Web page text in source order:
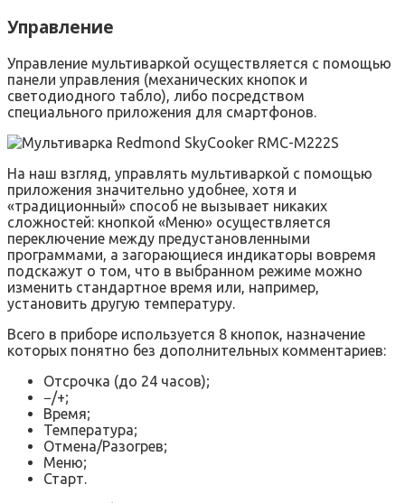
Управление
Управление мультиваркой осуществляется с помощью
панели управления (механических кнопок и
светодиодного табло), либо посредством
специального приложения для смартфонов.
На наш взгляд, управлять мультиваркой с помощью
приложения значительно удобнее, хотя и
«традиционный» способ не вызывает никаких
сложностей: кнопкой «Меню» осуществляется
переключение между предустановленными
программами, а загорающиеся индикаторы вовремя
подскажут о том, что в выбранном режиме можно
изменить стандартное время или, например,
установить другую температуру.
Всего в приборе используется 8 кнопок, назначение
которых понятно без дополнительных комментариев:
Отсрочка (до 24 часов);
−/+;
Время;
Температура;
Отмена/Разогрев;
Меню;
Старт.